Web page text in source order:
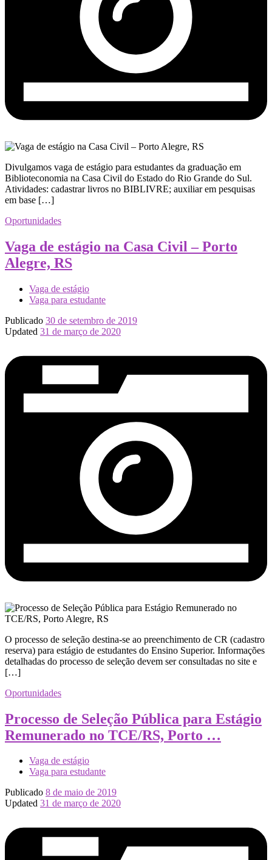
Divulgamos vaga de estágio para estudantes da graduação em
Biblioteconomia na Casa Civil do Estado do Rio Grande do Sul.
Atividades: cadastrar livros no BIBLIVRE; auxiliar em pesquisas
em base […]
Oportunidades
Vaga de estágio na Casa Civil – Porto
Alegre, RS
Vaga de estágio
Vaga para estudante
Publicado 30 de setembro de 2019
Updated 31 de março de 2020
O processo de seleção destina-se ao preenchimento de CR (cadastro
reserva) para estágio de estudantes do Ensino Superior. Informações
detalhadas do processo de seleção devem ser consultadas no site e
[…]
Oportunidades
Processo de Seleção Pública para Estágio
Remunerado no TCE/RS, Porto …
Vaga de estágio
Vaga para estudante
Publicado 8 de maio de 2019
Updated 31 de março de 2020